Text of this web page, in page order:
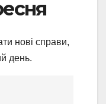
нові справи,
день.